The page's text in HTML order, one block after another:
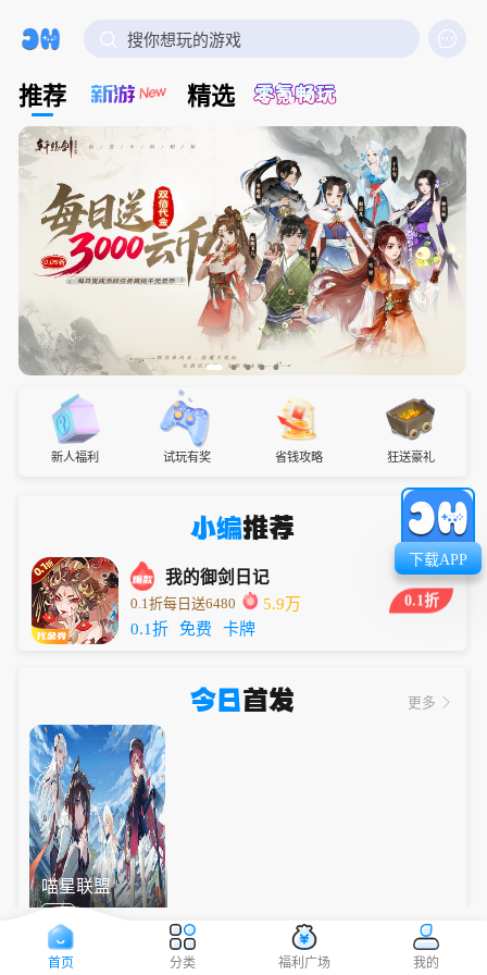
 搜你想玩的游戏
推荐 精选
新人福利 试玩有奖 省钱攻略 狂送豪礼
小编推荐
我的御剑日记
0.1折每日送6480
5.9万
0.1折
免费 卡牌
0.1折
今日首发 更多
喵星联盟
下载APP
首页 分类 福利广场 我的